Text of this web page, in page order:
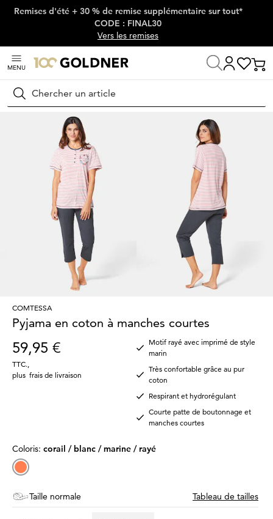
Passer la navigation, aller directement au contenu
Remises d'été + 30 % de remise supplémentaire sur tout*
CODE : FINAL30
Vers les remises
MENU
Rechercher
Maison Lingerie & maillots de bain
COMTESSA
Pyjama en coton à manches courtes
59,95 €
TTC.
plus frais de livraison
Motif rayé avec imprimé de style
marin
Très confortable grâce au pur
coton
Respirant et hydrorégulant
Courte patte de boutonnage et
manches courtes
Coloris: corail / blanc / marine / rayé
Taille normale Tableau de tailles